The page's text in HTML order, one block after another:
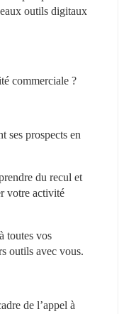
outils digitaux
commerciale ?
ses prospects en
du recul et
votre activité
toutes vos
outils avec vous.
de l’appel à